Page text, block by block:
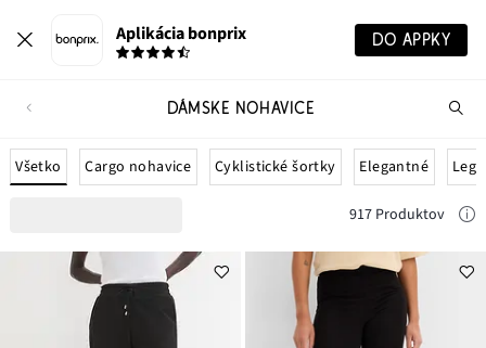
Aplikácia bonprix DO APPKY
DÁMSKE NOHAVICE
Všetko Cargo nohavice Cyklistické šortky Elegantné
917 Produktov